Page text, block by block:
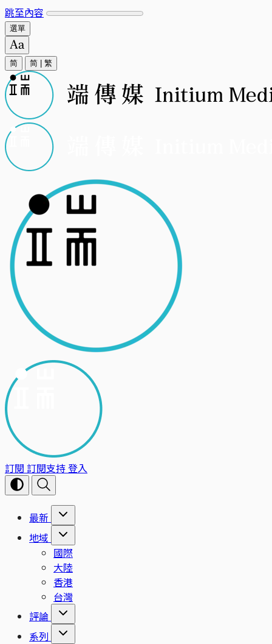
跳至內容
選單
简 简 繁
訂閱 訂閱支持登入
最新
地域
國際
大陸
香港
台灣
評論
系列